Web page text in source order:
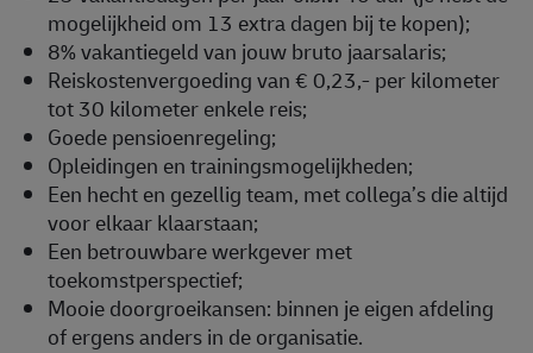
mogelijkheid om 13 extra dagen bij te kopen);
8% vakantiegeld van jouw bruto jaarsalaris;
Reiskostenvergoeding van € 0,23,- per kilometer
tot 30 kilometer enkele reis;
Goede pensioenregeling;
Opleidingen en trainingsmogelijkheden;
Een hecht en gezellig team, met collega’s die altijd
voor elkaar klaarstaan;
Een betrouwbare werkgever met
toekomstperspectief;
Mooie doorgroeikansen: binnen je eigen afdeling
of ergens anders in de organisatie.